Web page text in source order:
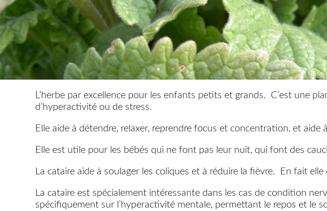
L’herbe par excellence pour les enfants petits et grands. C’est une
d’hyperactivité ou de stress.
Elle aide à détendre, relaxer, reprendre focus et concentration, et aide
Elle est utile pour les bébés qui ne font pas leur nuit, qui font des
La cataire aide à soulager les coliques et à réduire la fièvre. En fait
La cataire est spécialement intéressante dans les cas de condition
spécifiquement sur l’hyperactivité mentale, permettant le repos et le